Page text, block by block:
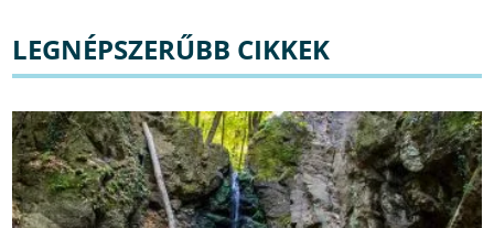
LEGNÉPSZERŰBB CIKKEK